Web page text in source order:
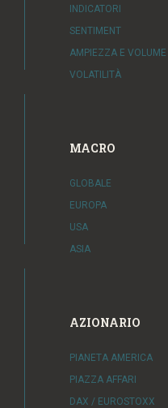
INDICATORI
SENTIMENT
AMPIEZZA E VOLUME
VOLATILITÀ
MACRO
GLOBALE
EUROPA
USA
ASIA
AZIONARIO
PIANETA AMERICA
PIAZZA AFFARI
DAX / EUROSTOXX